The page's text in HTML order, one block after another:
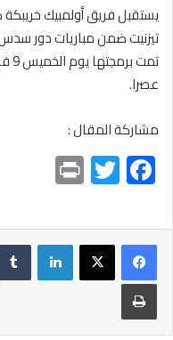
يستقبل فريق أولمبيك
تيزنيت ضمن مباريات دور سدس
عصرا.
مشاركة المقال :
F
ac
e
b
o
ok
T
wi
tt
er
t لينكدإن
طباعة